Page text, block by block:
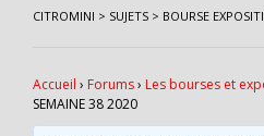
CITROMINI > SUJETS > BOURSE
Accueil › Forums› Les bourses et
SEMAINE 38 2020